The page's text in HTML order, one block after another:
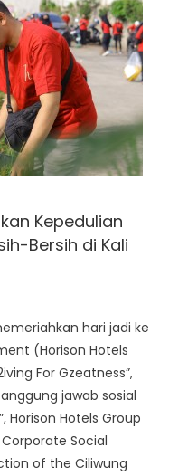
Kepedulian
Bersih di Kali
hari jadi ke
(Horison Hotels
For Gzeatness”,
jawab sosial
Horison Hotels Group
Social
of the Ciliwung